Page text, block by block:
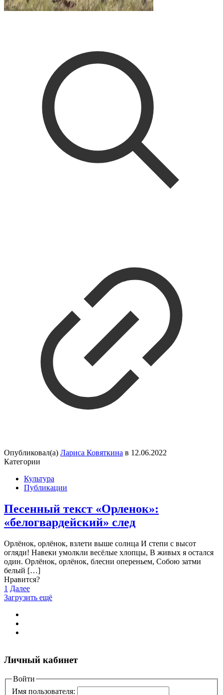
Опубликовал(а) Лариса Ковяткина в 12.06.2022
Категории
Культура
Публикации
Песенный текст «Орленок»:
«белогвардейский» след
Орлёнок, орлёнок, взлети выше солнца И степи с высот
огляди! Навеки умолкли весёлые хлопцы, В живых я остался
один. Орлёнок, орлёнок, блесни опереньем, Собою затми
белый […]
Нравится?
1 Далее
Загрузить ещё
Личный кабинет
Войти
Имя пользователя: